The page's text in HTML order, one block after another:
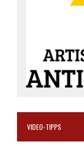
VIDEO-TIPPS